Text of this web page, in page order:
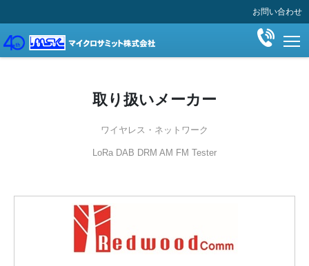
お問い合わせ
取り扱いメーカー
ワイヤレス・ネットワーク
LoRa DAB DRM AM FM Tester